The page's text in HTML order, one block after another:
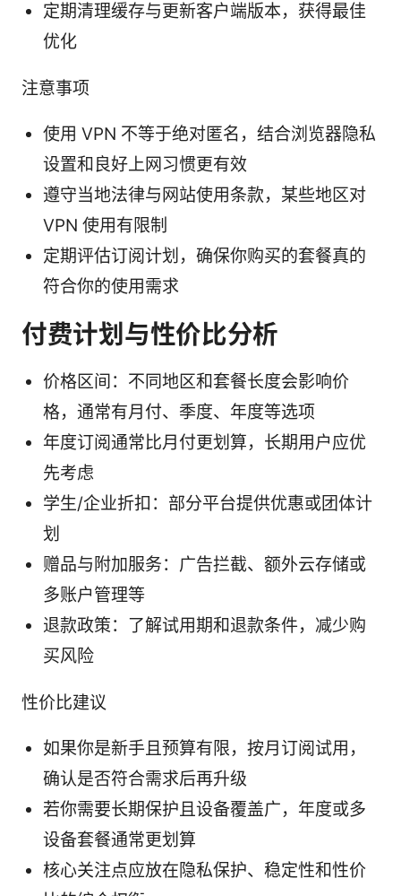
定期清理缓存与更新客户端版本，获得最佳
优化
注意事项
使用 VPN 不等于绝对匿名，结合浏览器隐私
设置和良好上网习惯更有效
遵守当地法律与网站使用条款，某些地区对
VPN 使用有限制
定期评估订阅计划，确保你购买的套餐真的
符合你的使用需求
付费计划与性价比分析
价格区间：不同地区和套餐长度会影响价
格，通常有月付、季度、年度等选项
年度订阅通常比月付更划算，长期用户应优
先考虑
学生/企业折扣：部分平台提供优惠或团体计
划
赠品与附加服务：广告拦截、额外云存储或
多账户管理等
退款政策：了解试用期和退款条件，减少购
买风险
性价比建议
如果你是新手且预算有限，按月订阅试用，
确认是否符合需求后再升级
若你需要长期保护且设备覆盖广，年度或多
设备套餐通常更划算
核心关注点应放在隐私保护、稳定性和性价